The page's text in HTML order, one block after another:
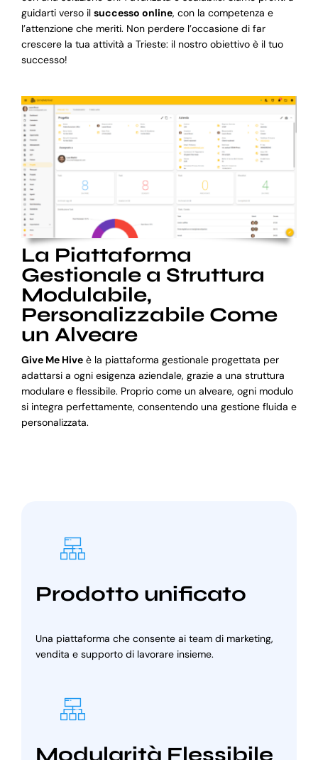
guidarti verso il successo online, con la competenza e
l’attenzione che meriti. Non perdere l’occasione di far
crescere la tua attività a Trieste: il nostro obiettivo è il tuo
successo!
La Piattaforma
Gestionale a Struttura
Modulabile,
Personalizzabile Come
un Alveare
Give Me Hiveè la piattaforma gestionale progettata per
adattarsi a ogni esigenza aziendale, grazie a una struttura
modulare e flessibile. Proprio come un alveare, ogni modulo
si integra perfettamente, consentendo una gestione fluida e
personalizzata.
Prodotto unificato
Una piattaforma che consente ai team di marketing,
vendita e supporto di lavorare insieme.
Modularità Flessibile